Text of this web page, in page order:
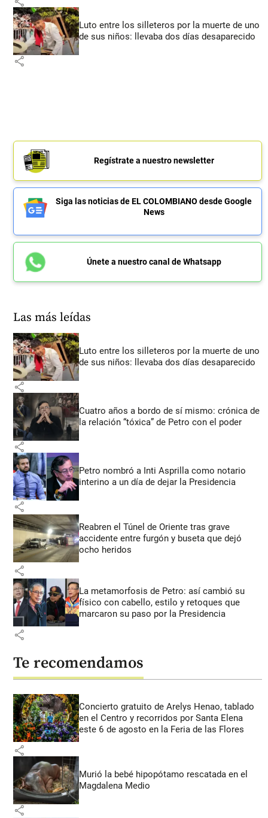
Luto entre los silleteros por la muerte de uno
de sus niños: llevaba dos días desaparecido
share
Regístrate a nuestro newsletter
Siga las noticias de EL COLOMBIANO desde Google
News
Únete a nuestro canal de Whatsapp
Las más leídas
Luto entre los silleteros por la muerte de uno
de sus niños: llevaba dos días desaparecido
share
Cuatro años a bordo de sí mismo: crónica de
la relación “tóxica” de Petro con el poder
share
Petro nombró a Inti Asprilla como notario
interino a un día de dejar la Presidencia
share
Reabren el Túnel de Oriente tras grave
accidente entre furgón y buseta que dejó
ocho heridos
share
La metamorfosis de Petro: así cambió su
físico con cabello, estilo y retoques que
marcaron su paso por la Presidencia
share
Te recomendamos
Concierto gratuito de Arelys Henao, tablado
en el Centro y recorridos por Santa Elena
este 6 de agosto en la Feria de las Flores
share
Murió la bebé hipopótamo rescatada en el
Magdalena Medio
share